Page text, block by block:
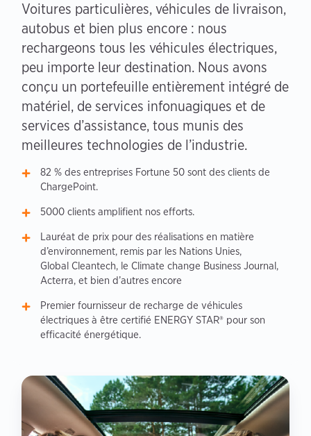
Voitures particulières, véhicules de livraison,
autobus et bien plus encore : nous
rechargeons tous les véhicules électriques,
peu importe leur destination. Nous avons
conçu un portefeuille entièrement intégré de
matériel, de services infonuagiques et de
services d’assistance, tous munis des
meilleures technologies de l’industrie.
82 % des entreprises Fortune 50 sont des clients de
ChargePoint.
5000 clients amplifient nos efforts.
Lauréat de prix pour des réalisations en matière
d’environnement, remis par les Nations Unies,
Global Cleantech, le Climate change Business Journal,
Acterra, et bien d’autres encore
Premier fournisseur de recharge de véhicules
électriques à être certifié ENERGY STAR® pour son
efficacité énergétique.